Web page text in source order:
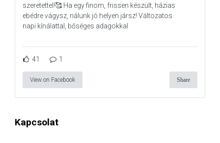
szeretettel!🥰 Ha egy finom, frissen készült, házias
ebédre vágysz, nálunk jó helyen jársz! Változatos
napi kínálattal, bőséges adagokkal
41 1
View on Facebook Share
Kapcsolat